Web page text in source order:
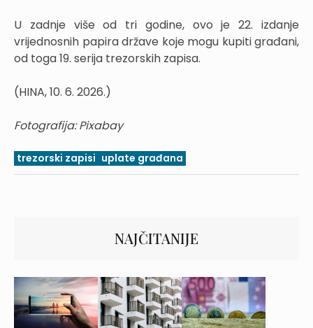
U zadnje više od tri godine, ovo je 22. izdanje
vrijednosnih papira države koje mogu kupiti građani,
od toga 19. serija trezorskih zapisa.
(HINA, 10. 6. 2026.)
Fotografija: Pixabay
trezorski zapisi uplate građana
NAJČITANIJE